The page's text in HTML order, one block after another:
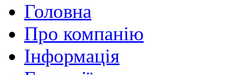
Головна
Про компанію
Інформація